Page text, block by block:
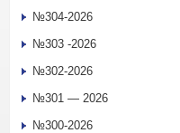
№304-2026
№303 -2026
№302-2026
№301 — 2026
№300-2026